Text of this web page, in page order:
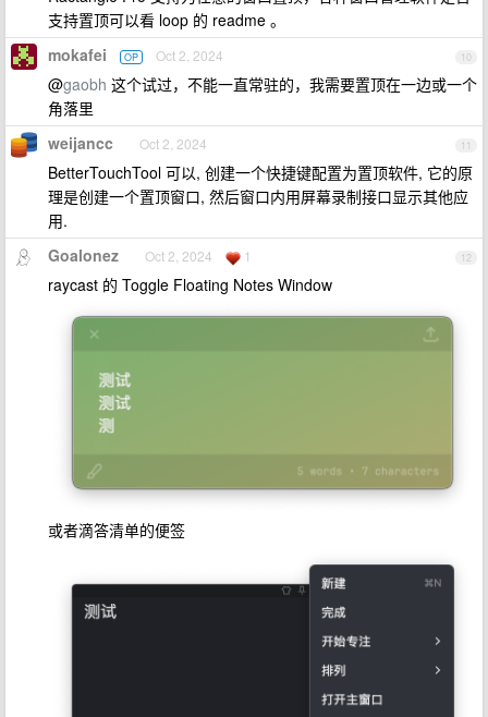
支持置顶可以看 loop 的 readme 。
10
mokafei OP Oct 2, 2024
@gaobh 这个试过，不能一直常驻的，我需要置顶在一边或一个
角落里
11
weijancc Oct 2, 2024
BetterTouchTool 可以, 创建一个快捷键配置为置顶软件, 它的原
理是创建一个置顶窗口, 然后窗口内用屏幕录制接口显示其他应
用.
12
Goalonez Oct 2, 2024 1
raycast 的 Toggle Floating Notes Window
或者滴答清单的便签